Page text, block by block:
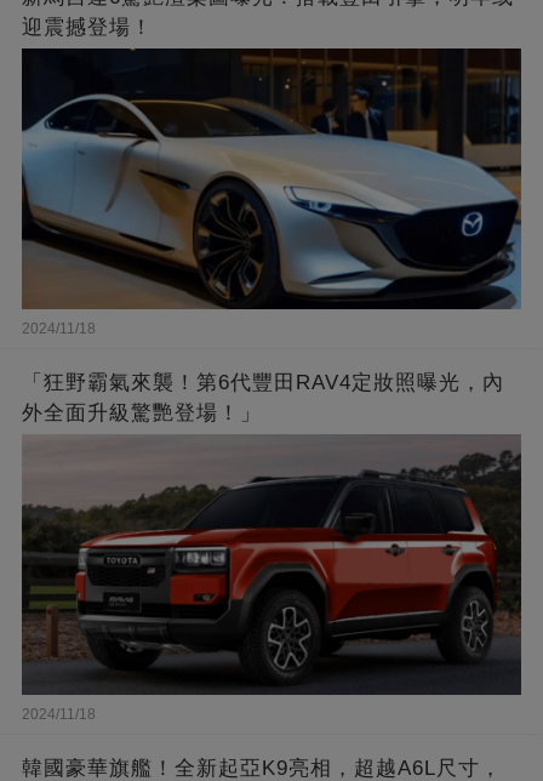
迎震撼登場！
2024/11/18
「狂野霸氣來襲！第6代豐田RAV4定妝照曝光，內
外全面升級驚艷登場！」
2024/11/18
韓國豪華旗艦！全新起亞K9亮相，超越A6L尺寸，